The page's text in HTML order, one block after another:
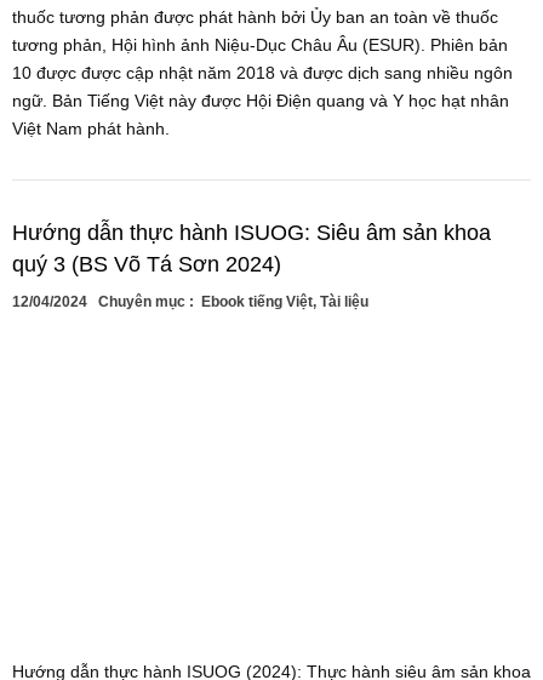
thuốc tương phản được phát hành bởi Ủy ban an toàn về thuốc
tương phản, Hội hình ảnh Niệu-Dục Châu Âu (ESUR). Phiên bản
10 được được cập nhật năm 2018 và được dịch sang nhiều ngôn
ngữ. Bản Tiếng Việt này được Hội Điện quang và Y học hạt nhân
Việt Nam phát hành.
Hướng dẫn thực hành ISUOG: Siêu âm sản khoa
quý 3 (BS Võ Tá Sơn 2024)
12/04/2024 Chuyên mục : Ebook tiếng Việt, Tài liệu
Hướng dẫn thực hành ISUOG (2024): Thực hành siêu âm sản khoa